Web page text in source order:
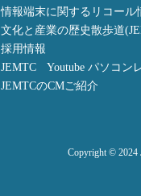
情報端末に関するリコール
文化と産業の歴史散歩道
採用情報
JEMTC Youtube パソコン
JEMTCのCMご紹介
Copyright © 2024